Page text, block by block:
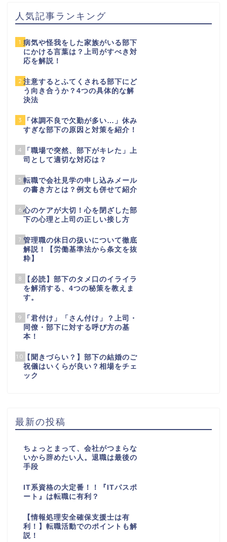
人気記事ランキング
1 病気や怪我をした家族がいる部下
にかける言葉は？上司がすべき対
応を解説！
2 注意するとふてくされる部下にど
う向き合うか？4つの具体的な解
決法
3
「体調不良で欠勤が多い…」休み
すぎな部下の原因と対策を紹介！
4
「職場で突然、部下がキレた」上
司として適切な対応は？
5 転職で会社見学の申し込みメール
の書き方とは？例文も併せて紹介
6 心のケアが大切！心を閉ざした部
下の心理と上司の正しい接し方
7 管理職の休日の扱いについて徹底
解説！【労働基準法から条文を抜
粋】
8
【必読】部下のタメ口のイライラ
を解消する、4つの秘策を教えま
す。
9
「君付け」「さん付け」？上司・
同僚・部下に対する呼び方の基
本！
10 【聞きづらい？】部下の結婚のご
祝儀はいくらが良い？相場をチェ
ック
最新の投稿
ちょっとまって、会社がつまらな
いから辞めたい人。退職は最後の
手段
IT系資格の大定番！！『ITパスポ
ート』は転職に有利？
【情報処理安全確保支援士は有
利！】転職活動でのポイントも解
説！